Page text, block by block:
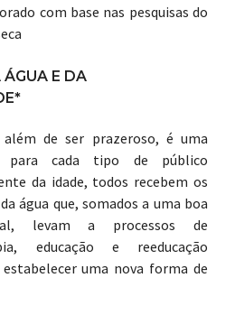
com base nas pesquisas do
E DA
além de ser prazeroso, é uma
para cada tipo de público
da idade, todos recebem os
água que, somados a uma boa
levam a processos de
educação e reeducação
uma nova forma de